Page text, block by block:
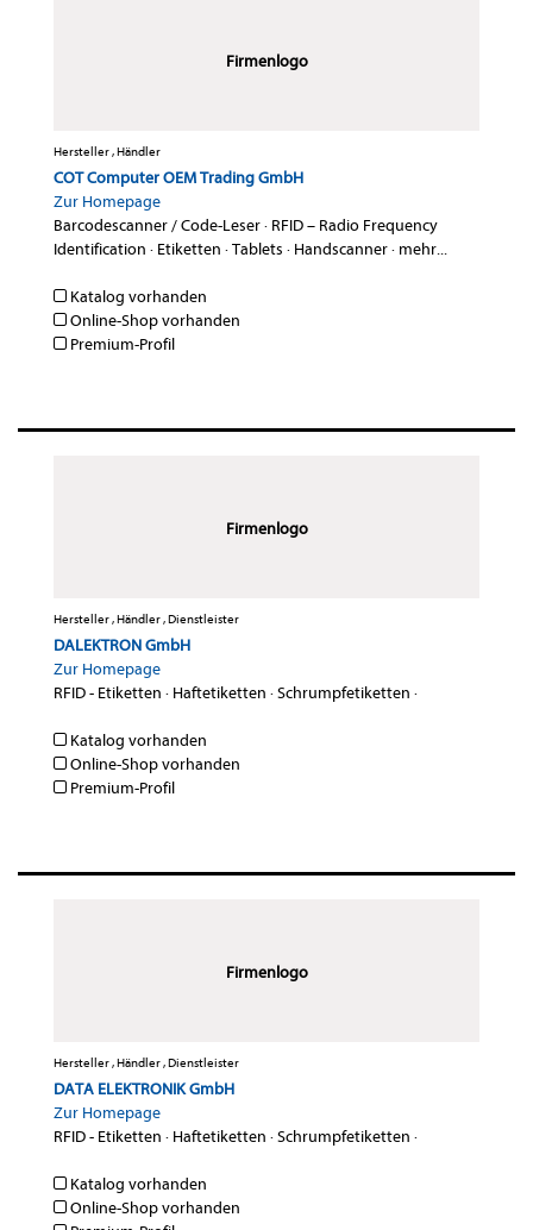
Firmenlogo
Hersteller , Händler
COT Computer OEM Trading GmbH
Zur Homepage
Barcodescanner / Code-Leser· RFID – Radio Frequency
Identification · Etiketten ·Tablets · Handscanner· mehr...
Katalog vorhanden
Online-Shop vorhanden
Premium-Profil
Firmenlogo
Hersteller , Händler , Dienstleister
DALEKTRON GmbH
Zur Homepage
RFID - Etiketten · Haftetiketten ·Schrumpfetiketten ·
Katalog vorhanden
Online-Shop vorhanden
Premium-Profil
Firmenlogo
Hersteller , Händler , Dienstleister
DATA ELEKTRONIK GmbH
Zur Homepage
RFID - Etiketten · Haftetiketten ·Schrumpfetiketten ·
Katalog vorhanden
Online-Shop vorhanden